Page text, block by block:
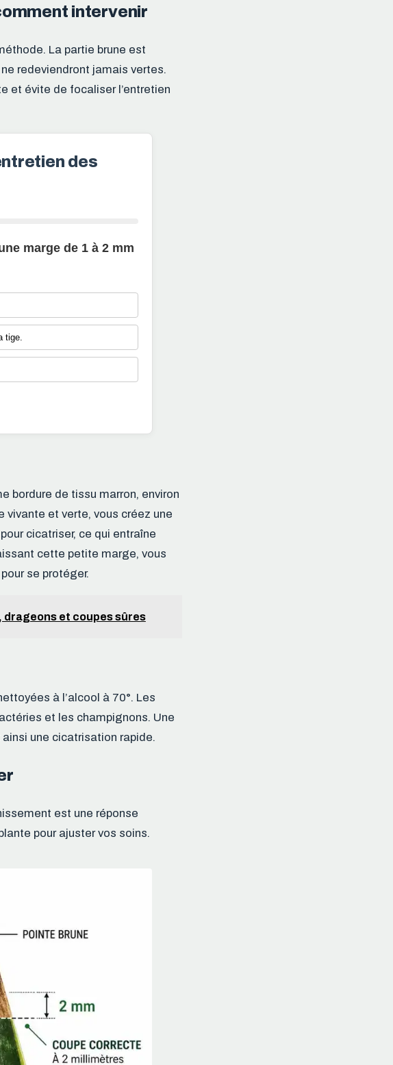
intervenir
La partie brune est
redeviendront jamais vertes.
et évite de focaliser l’entretien
des
marge de 1 à 2 mm
tige.
bordure de tissu marron, environ
vivante et verte, vous créez une
cicatriser, ce qui entraîne
cette petite marge, vous
se protéger.
drageons et coupes sûres
à l’alcool à 70°. Les
et les champignons. Une
une cicatrisation rapide.
est une réponse
pour ajuster vos soins.